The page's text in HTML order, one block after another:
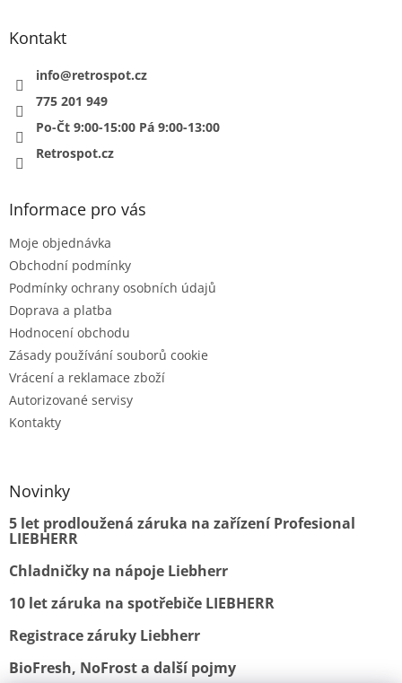
Kontakt
info@retrospot.cz
775 201 949
Po-Čt 9:00-15:00 Pá 9:00-13:00
Retrospot.cz
Informace pro vás
Moje objednávka
Obchodní podmínky
Podmínky ochrany osobních údajů
Doprava a platba
Hodnocení obchodu
Zásady používání souborů cookie
Vrácení a reklamace zboží
Autorizované servisy
Kontakty
Novinky
5 let prodloužená záruka na zařízení Profesional
LIEBHERR
Chladničky na nápoje Liebherr
10 let záruka na spotřebiče LIEBHERR
Registrace záruky Liebherr
BioFresh, NoFrost a další pojmy